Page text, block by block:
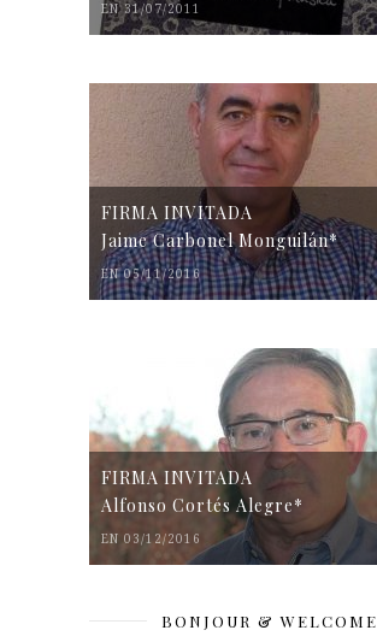
EN 31/07/2011
FIRMA INVITADA
Jaime Carbonel Monguilán*
EN 05/11/2016
FIRMA INVITADA
Alfonso Cortés Alegre*
EN 03/12/2016
BONJOUR & WELCOME